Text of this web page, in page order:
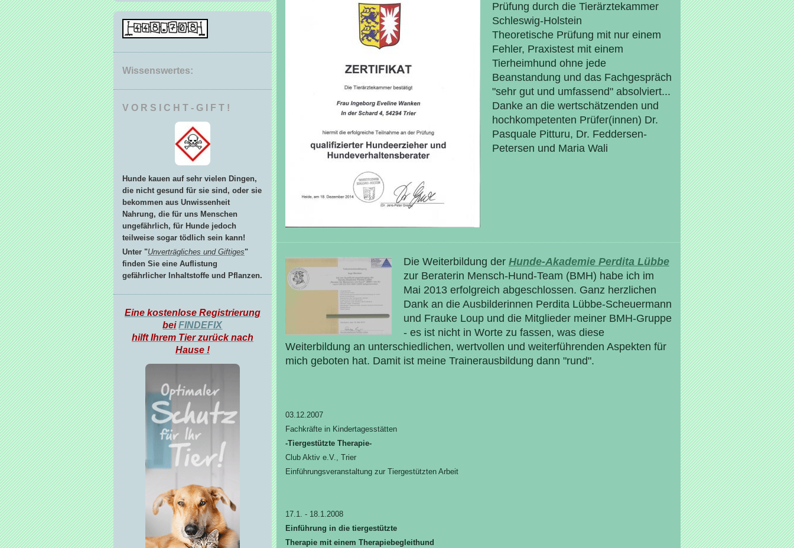
Prüfung durch die Tierärztekammer
Schleswig-Holstein
Theoretische Prüfung mit nur einem
Fehler, Praxistest mit einem
Tierheimhund ohne jede
Beanstandung und das Fachgespräch
"sehr gut und umfassend" absolviert...
Danke an die wertschätzenden und
hochkompetenten Prüfer(innen) Dr.
Pasquale Pitturu, Dr. Feddersen-
Petersen und Maria Wali
Die Weiterbildung der Hunde-Akademie Perdita Lübbe
zur Beraterin Mensch-Hund-Team (BMH) habe ich im
Mai 2013 erfolgreich abgeschlossen. Ganz herzlichen
Dank an die Ausbilderinnen Perdita Lübbe-Scheuermann
und Frauke Loup und die Mitglieder meiner BMH-Gruppe
- es ist nicht in Worte zu fassen, was diese
Weiterbildung an unterschiedlichen, wertvollen und weiterführenden Aspekten für
mich geboten hat. Damit ist meine Trainerausbildung dann "rund".
03.12.2007
Fachkräfte in Kindertagesstätten
-Tiergestützte Therapie-
Club Aktiv e.V., Trier
Einführungsveranstaltung zur Tiergestützten Arbeit
17.1. - 18.1.2008
Einführung in die tiergestützte
Therapie mit einem Therapiebegleithund
Wissenswertes:
V O R S I C H T - G I F T !
Hunde kauen auf sehr vielen Dingen,
die nicht gesund für sie sind, oder sie
bekommen aus Unwissenheit
Nahrung, die für uns Menschen
ungefährlich, für Hunde jedoch
teilweise sogar tödlich sein kann!
Unter "Unverträgliches und Giftiges"
finden Sie eine Auflistung
gefährlicher Inhaltstoffe und Pflanzen.
Eine kostenlose Registrierung
bei FINDEFIX
hilft Ihrem Tier zurück nach
Hause !